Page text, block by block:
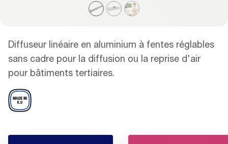
Diffuseur linéaire en aluminium à fentes réglables
sans cadre pour la diffusion ou la reprise d'air
pour bâtiments tertiaires.